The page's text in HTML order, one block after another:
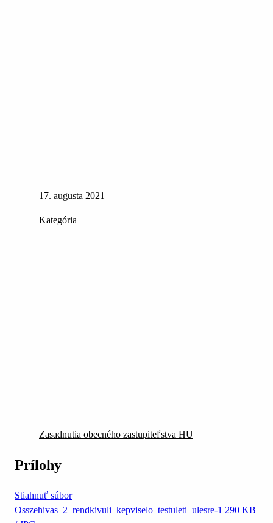
17. augusta 2021
Kategória
Zasadnutia obecného zastupiteľstva HU
Prílohy
Stiahnuť súbor
Osszehivas_2_rendkivuli_kepviselo_testuleti_ulesre-1 290 KB